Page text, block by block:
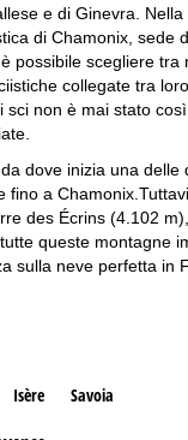
e di Ginevra.
di Chamonix,
scegliere
collegate tra
non è mai stato
dove inizia una
a
des Écrins (4.102
queste montagne
sulla neve perfetta in
Isère Savoia